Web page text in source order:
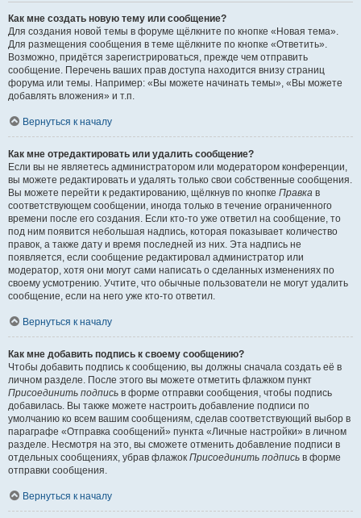
Как мне создать новую тему или сообщение?
Для создания новой темы в форуме щёлкните по кнопке «Новая тема».
Для размещения сообщения в теме щёлкните по кнопке «Ответить».
Возможно, придётся зарегистрироваться, прежде чем отправить
сообщение. Перечень ваших прав доступа находится внизу страниц
форума или темы. Например: «Вы можете начинать темы», «Вы можете
добавлять вложения» и т.п.
Вернуться к началу
Как мне отредактировать или удалить сообщение?
Если вы не являетесь администратором или модератором конференции,
вы можете редактировать и удалять только свои собственные сообщения.
Вы можете перейти к редактированию, щёлкнув по кнопке Правка в
соответствующем сообщении, иногда только в течение ограниченного
времени после его создания. Если кто-то уже ответил на сообщение, то
под ним появится небольшая надпись, которая показывает количество
правок, а также дату и время последней из них. Эта надпись не
появляется, если сообщение редактировал администратор или
модератор, хотя они могут сами написать о сделанных изменениях по
своему усмотрению. Учтите, что обычные пользователи не могут удалить
сообщение, если на него уже кто-то ответил.
Вернуться к началу
Как мне добавить подпись к своему сообщению?
Чтобы добавить подпись к сообщению, вы должны сначала создать её в
личном разделе. После этого вы можете отметить флажком пункт
Присоединить подпись в форме отправки сообщения, чтобы подпись
добавилась. Вы также можете настроить добавление подписи по
умолчанию ко всем вашим сообщениям, сделав соответствующий выбор в
параграфе «Отправка сообщений» пункта «Личные настройки» в личном
разделе. Несмотря на это, вы сможете отменить добавление подписи в
отдельных сообщениях, убрав флажок Присоединить подпись в форме
отправки сообщения.
Вернуться к началу